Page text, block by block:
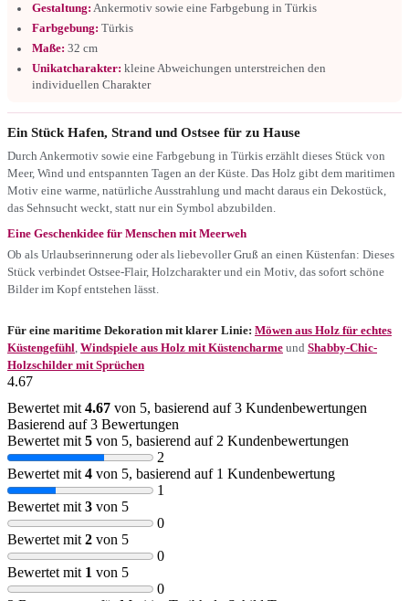
Gestaltung: Ankermotiv sowie eine Farbgebung in Türkis
Farbgebung: Türkis
Maße: 32 cm
Unikatcharakter: kleine Abweichungen unterstreichen den
individuellen Charakter
Ein Stück Hafen, Strand und Ostsee für zu Hause
Durch Ankermotiv sowie eine Farbgebung in Türkis erzählt dieses Stück von
Meer, Wind und entspannten Tagen an der Küste. Das Holz gibt dem maritimen
Motiv eine warme, natürliche Ausstrahlung und macht daraus ein Dekostück,
das Sehnsucht weckt, statt nur ein Symbol abzubilden.
Eine Geschenkidee für Menschen mit Meerweh
Ob als Urlaubserinnerung oder als liebevoller Gruß an einen Küstenfan: Dieses
Stück verbindet Ostsee-Flair, Holzcharakter und ein Motiv, das sofort schöne
Bilder im Kopf entstehen lässt.
Für eine maritime Dekoration mit klarer Linie: Möwen aus Holz für echtes
Küstengefühl Windspiele aus Holz mit Küstencharme und Shabby-Chic-
Holzschilder mit Sprüchen
4.67
Bewertet mit 4.67 von 5, basierend auf3 Kundenbewertungen
Basierend auf 3 Bewertungen
Bewertet mit 5 von 5, basierend auf 2 Kundenbewertungen
2
Bewertet mit 4 von 5, basierend auf 1 Kundenbewertung
1
Bewertet mit 3 von 5
0
Bewertet mit 2 von 5
0
Bewertet mit 1 von 5
0